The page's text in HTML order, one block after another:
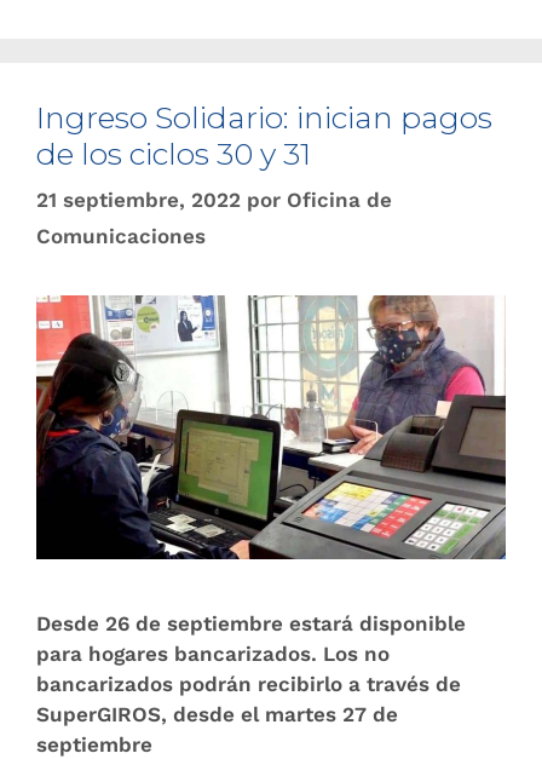
Ingreso Solidario: inician pagos
de los ciclos 30 y 31
21 septiembre, 2022 por Oficina de
Comunicaciones
Desde 26 de septiembre estará disponible
para hogares bancarizados. Los no
bancarizados podrán recibirlo a través de
SuperGIROS, desde el martes 27 de
septiembre